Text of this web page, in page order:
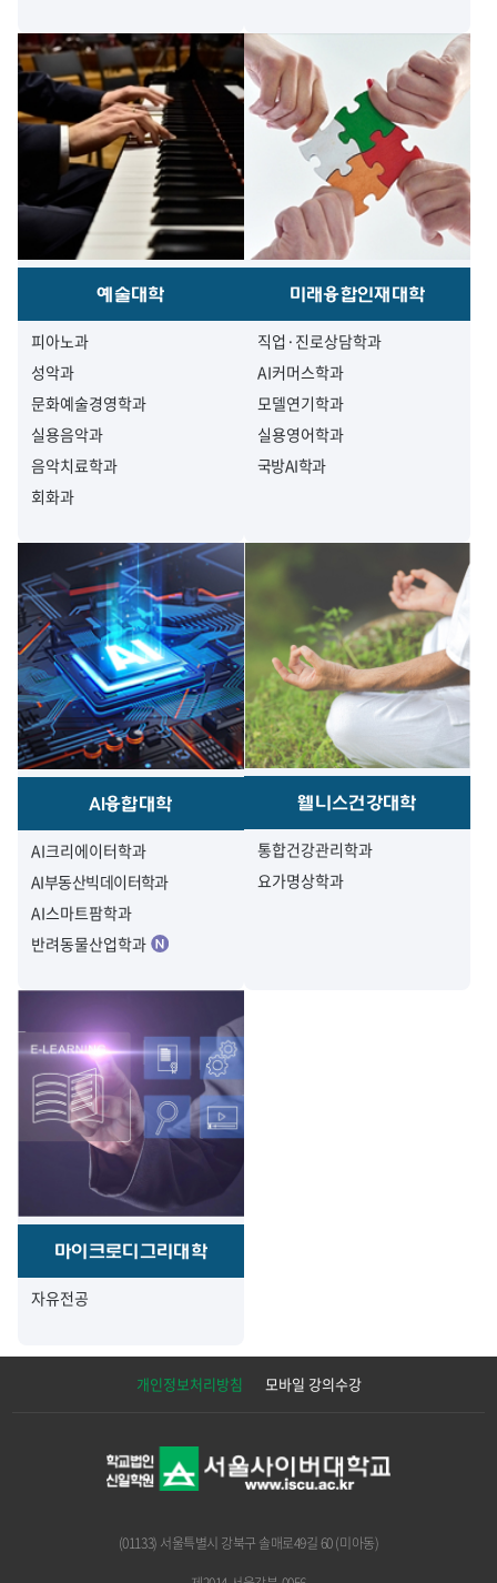
예술대학
피아노과
성악과
문화예술경영학과
실용음악과
음악치료학과
회화과
미래융합인재대학
직업·진로상담학과
AI커머스학과
모델연기학과
실용영어학과
국방AI학과
AI융합대학
AI크리에이터학과
AI부동산빅데이터학과
AI스마트팜학과
반려동물산업학과
웰니스건강대학
통합건강관리학과
요가명상학과
마이크로디그리대학
자유전공
개인정보처리방침 모바일 강의수강
(01133) 서울특별시 강북구 솔매로49길 60 (미아동)